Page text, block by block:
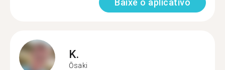
Baixe o aplicativo
K.
Ōsaki